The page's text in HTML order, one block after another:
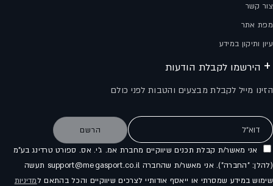
צור קשר
מפת אתר
עיון ותיקון במידע
הירשמו לקבלת הודעות
הזינו מייל לקבלת מבצעים והטבות לפני כולם
דוא"ל הרשם
אני מאשר/ת קבלת תכנים שיווקיים מחברת אמ. ג'י. אס. ספורט טרדינג בע"מ
(להלן: "החברה"). אני מאשר/ת שהחברה support@megasport.co.il תעשה
שימוש במידע שמסרתי או ייאסף אודותיי לצרכים שיווקיים והכל בהתאם למדיניות